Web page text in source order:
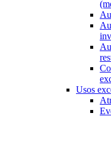
Usos